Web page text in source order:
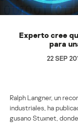
Experto cree
para
22 SEP
Ralph Langner, un
industriales, ha
gusano Stuxnet,